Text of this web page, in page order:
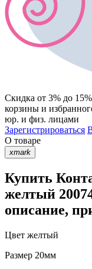
Скидка от 3% до 15%
корзины и
юр. и физ. лицами
Зарегистрироваться
О товаре
xmark
Купить
желтый
описание,
Цвет желтый
Размер 20мм